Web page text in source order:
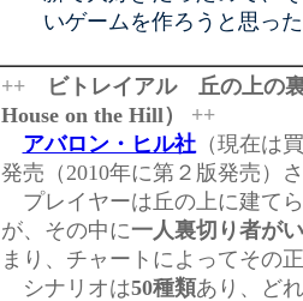
いゲームを作ろうと思っ
++ビトレイアル 丘の上の裏
House on the Hill） ++
アバロン・ヒル社（現在は
発売（2010年に第２版発売）
プレイヤーは丘の上に建て
が、その中に一人裏切り者が
まり、チャートによってその
シナリオは50種類あり、ど